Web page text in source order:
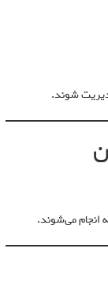
انجام می‌شوند.